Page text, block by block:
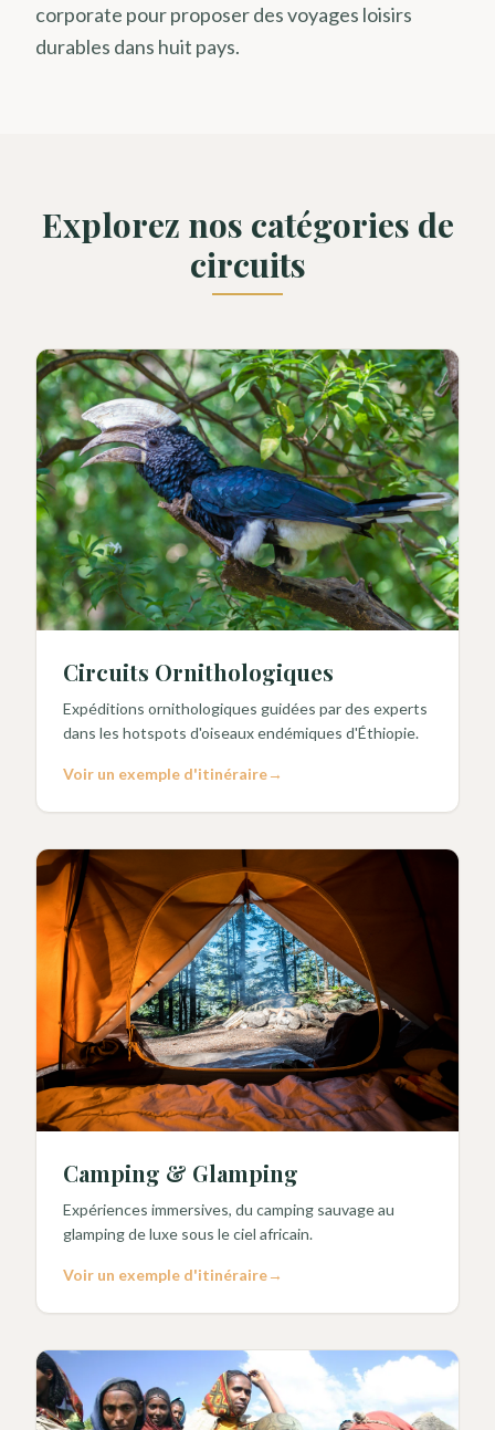
corporate pour proposer des voyages loisirs
durables dans huit pays.
Explorez nos catégories de
circuits
Circuits Ornithologiques
Expéditions ornithologiques guidées par des experts
dans les hotspots d'oiseaux endémiques d'Éthiopie.
Voir un exemple d'itinéraire→
Camping & Glamping
Expériences immersives, du camping sauvage au
glamping de luxe sous le ciel africain.
Voir un exemple d'itinéraire→